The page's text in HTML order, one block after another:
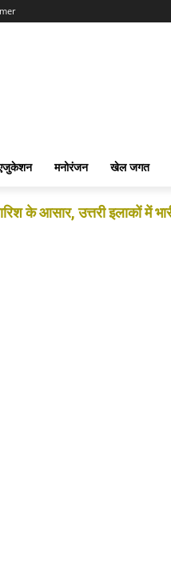
मनोरंजन खेल जगत
आसार, उत्तरी इलाकों में भारी